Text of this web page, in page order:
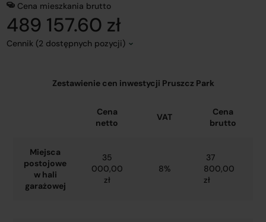
Cena mieszkania brutto
489 157.60 zł
Cennik (2 dostępnych pozycji)
Zestawienie cen inwestycji Pruszcz Park
Cena
netto
VAT
Cena
brutto
Miejsca
postojowe
w hali
garażowej
35
000,00
zł
8%
37
800,00
zł